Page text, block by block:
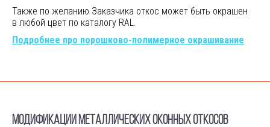
Также по желанию Заказчика откос может быть окрашен
в любой цвет по каталогу RAL.
Подробнее про порошково-полимерное окрашивание
МОДИФИКАЦИИ МЕТАЛЛИЧЕСКИХ ОКОННЫХ ОТКОСОВ